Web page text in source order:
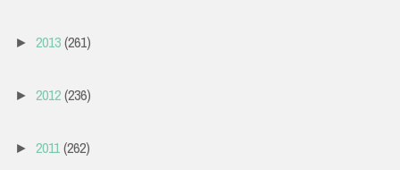
► 2013(261)
► 2012(236)
► 2011(262)